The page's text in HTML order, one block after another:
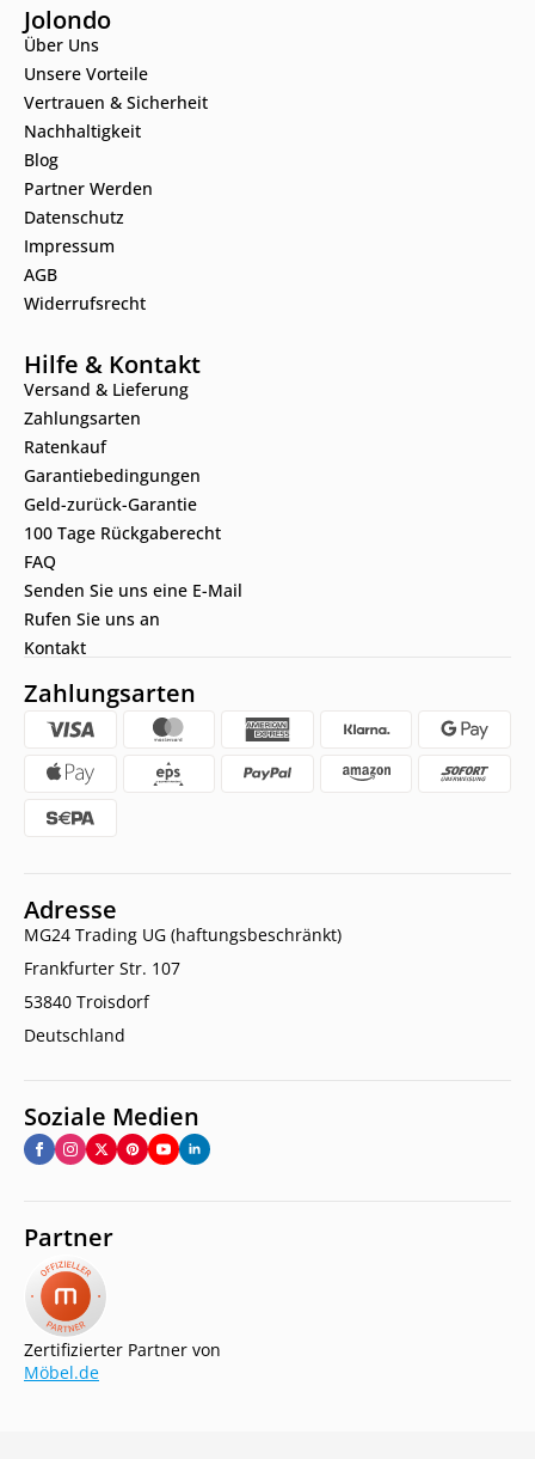
Jolondo
Über Uns
Unsere Vorteile
Vertrauen & Sicherheit
Nachhaltigkeit
Blog
Partner Werden
Datenschutz
Impressum
AGB
Widerrufsrecht
Hilfe & Kontakt
Versand & Lieferung
Zahlungsarten
Ratenkauf
Garantiebedingungen
Geld-zurück-Garantie
100 Tage Rückgaberecht
FAQ
Senden Sie uns eine E-Mail
Rufen Sie uns an
Kontakt
Zahlungsarten
Adresse
MG24 Trading UG (haftungsbeschränkt)
Frankfurter Str. 107
53840 Troisdorf
Deutschland
Soziale Medien
Partner
Zertifizierter Partner von
Möbel.de